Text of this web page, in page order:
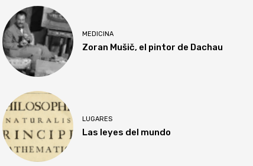
MEDICINA
Zoran Mušič, el pintor de Dachau
LUGARES
Las leyes del mundo